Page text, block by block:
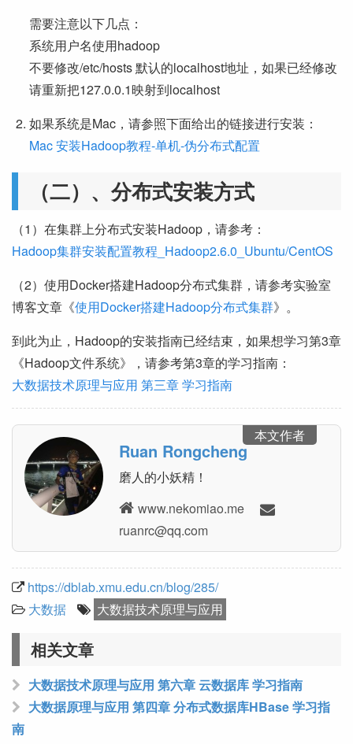
需要注意以下几点：
系统用户名使用hadoop
不要修改/etc/hosts 默认的localhost地址，如果已经修改
请重新把127.0.0.1映射到localhost
如果系统是Mac，请参照下面给出的链接进行安装：
Mac 安装Hadoop教程-单机-伪分布式配置
（二）、分布式安装方式
（1）在集群上分布式安装Hadoop，请参考：
Hadoop集群安装配置教程_Hadoop2.6.0_Ubuntu/CentOS
（2）使用Docker搭建Hadoop分布式集群，请参考实验室
博客文章《使用Docker搭建Hadoop分布式集群》。
到此为止，Hadoop的安装指南已经结束，如果想学习第3章
《Hadoop文件系统》，请参考第3章的学习指南：
大数据技术原理与应用 第三章 学习指南
本文作者
Ruan Rongcheng
磨人的小妖精！
www.nekomiao.me
moc.qq@crnaur
https://dblab.xmu.edu.cn/blog/285/
大数据
大数据技术原理与应用
相关文章
大数据技术原理与应用 第六章 云数据库 学习指南
大数据原理与应用 第四章 分布式数据库HBase 学习指
南